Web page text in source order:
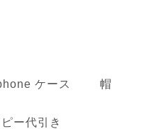
ケース 帽
ー代引き